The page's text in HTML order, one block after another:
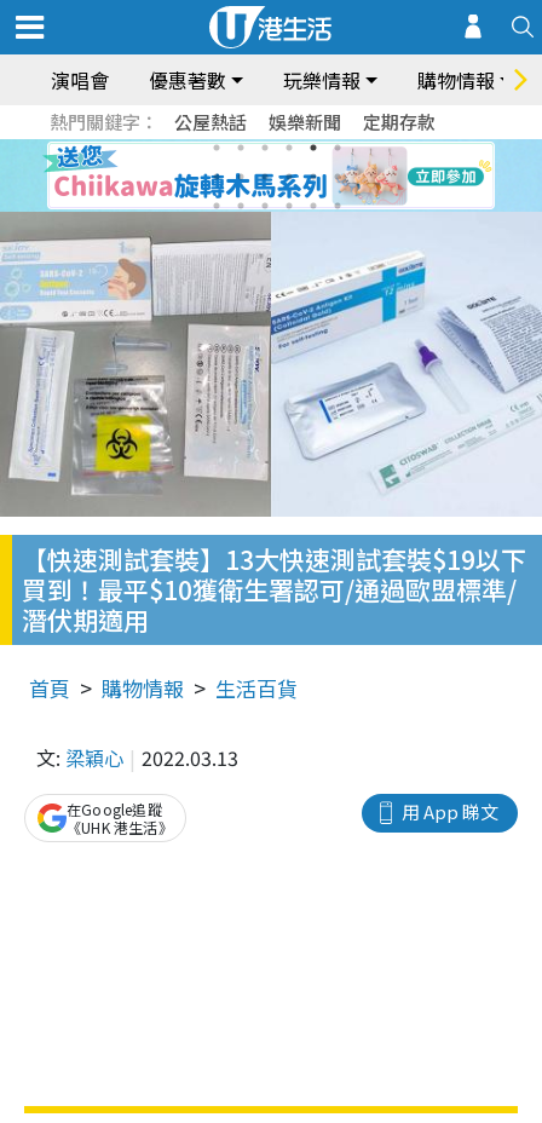
演唱會 優惠著數 玩樂情報 購物情報
熱門關鍵字： 公屋熱話 娛樂新聞 定期存款
【快速測試套裝】13大快速測試套裝$19以下
買到！最平$10獲衛生署認可/通過歐盟標準/
潛伏期適用
首頁 購物情報 生活百貨
文: 梁穎心 2022.03.13
用 App 睇文
在Google追蹤
《UHK 港生活》